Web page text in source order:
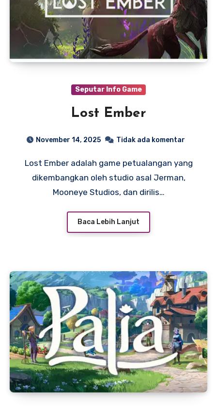
Seputar Info Game
Lost Ember
November 14, 2025 Tidak ada komentar
Lost Ember adalah game petualangan yang
dikembangkan oleh studio asal Jerman,
Mooneye Studios, dan dirilis…
Baca Lebih Lanjut